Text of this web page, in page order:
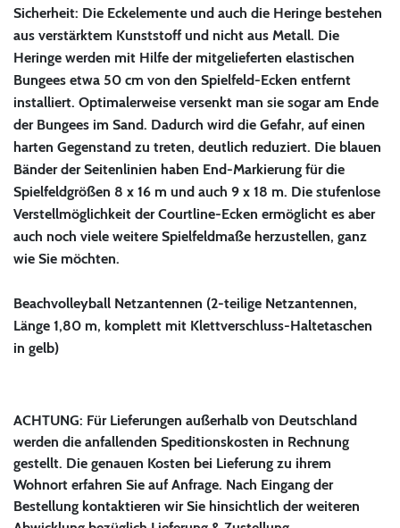
Sicherheit: Die Eckelemente und auch die Heringe bestehen
aus verstärktem Kunststoff und nicht aus Metall. Die
Heringe werden mit Hilfe der mitgelieferten elastischen
Bungees etwa 50 cm von den Spielfeld-Ecken entfernt
installiert. Optimalerweise versenkt man sie sogar am Ende
der Bungees im Sand. Dadurch wird die Gefahr, auf einen
harten Gegenstand zu treten, deutlich reduziert. Die blauen
Bänder der Seitenlinien haben End-Markierung für die
Spielfeldgrößen 8 x 16 m und auch 9 x 18 m. Die stufenlose
Verstellmöglichkeit der Courtline-Ecken ermöglicht es aber
auch noch viele weitere Spielfeldmaße herzustellen, ganz
wie Sie möchten.
Beachvolleyball Netzantennen (2-teilige Netzantennen,
Länge 1,80 m, komplett mit Klettverschluss-Haltetaschen
in gelb)
ACHTUNG: Für Lieferungen außerhalb von Deutschland
werden die anfallenden Speditionskosten in Rechnung
gestellt. Die genauen Kosten bei Lieferung zu ihrem
Wohnort erfahren Sie auf Anfrage. Nach Eingang der
Bestellung kontaktieren wir Sie hinsichtlich der weiteren